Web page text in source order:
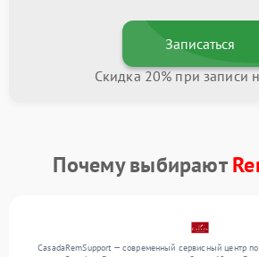
Записаться
Скидка 20% при записи
Почему выбирают
CasadaRemSupport — современный сервисный центр